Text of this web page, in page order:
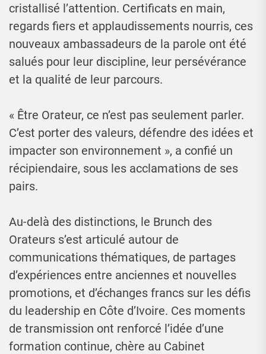
cristallisé l’attention. Certificats en main,
regards fiers et applaudissements nourris, ces
nouveaux ambassadeurs de la parole ont été
salués pour leur discipline, leur persévérance
et la qualité de leur parcours.
« Être Orateur, ce n’est pas seulement parler.
C’est porter des valeurs, défendre des idées et
impacter son environnement », a confié un
récipiendaire, sous les acclamations de ses
pairs.
Au-delà des distinctions, le Brunch des
Orateurs s’est articulé autour de
communications thématiques, de partages
d’expériences entre anciennes et nouvelles
promotions, et d’échanges francs sur les défis
du leadership en Côte d’Ivoire. Ces moments
de transmission ont renforcé l’idée d’une
formation continue, chère au Cabinet